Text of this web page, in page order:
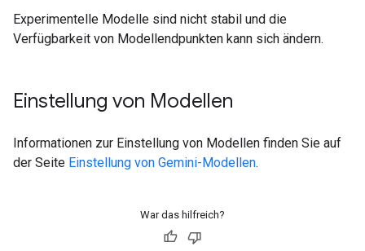
Experimentelle Modelle sind nicht stabil und die
Verfügbarkeit von Modellendpunkten kann sich ändern.
Einstellung von Modellen
Informationen zur Einstellung von Modellen finden Sie auf
der Seite Einstellung von Gemini-Modellen.
War das hilfreich?